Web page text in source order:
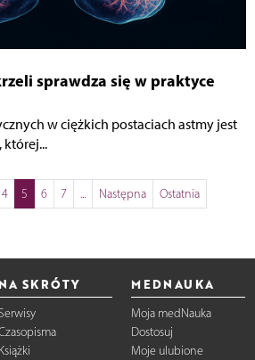
sprawdza się w praktyce
w ciężkich postaciach astmy jest
4 5 6 7 ... Następna Ostatnia
NA SKRÓTY
Książki
MEDNAUKA
Moja medNauka
Dostosuj
Moje ulubione